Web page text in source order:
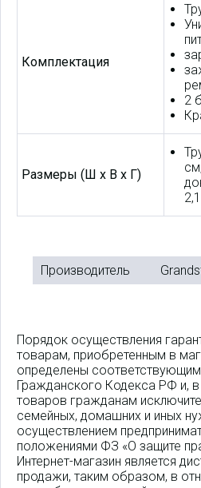
Комплектация
2
Размеры (Ш х В х Г)
Производитель
Порядок осуществления
товарам, приобретенным в
определены
Гражданского Кодекса РФ и,
товаров гражданам
семейных, домашних и иных
осуществлением
положениями ФЗ «О защите
Интернет-магазин является
продажи, таким образом, в